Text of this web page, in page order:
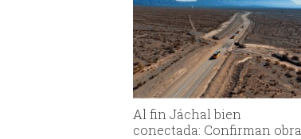
Al fin Jáchal bien
conectada: Confirman obra